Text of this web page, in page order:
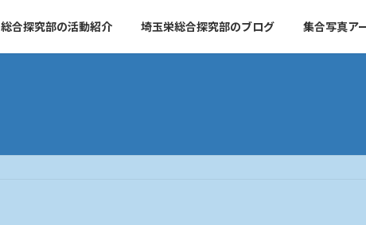
総合探究部の活動紹介 埼玉栄総合探究部のブログ 集合写真ア